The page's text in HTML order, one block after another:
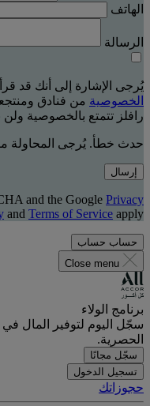
الهاتف
الرسالة
يُرجى الإشارة إلى أنك قد
الخصوصية من فنادق
رافلز تتمتع بالخصوصية
حدث خطأ. يُرجى المحاولة
إرسال
and the Google Privacy
and Terms of Service apply.
حساب حساب
Close menu
برنامج الولاء
سجّل اليوم لتوفير المال في
الحصرية.
سجّل مجانًا
تسجيل الدخول
حجوزاتك